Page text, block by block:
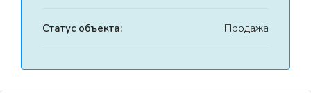
Статус объекта: Продажа